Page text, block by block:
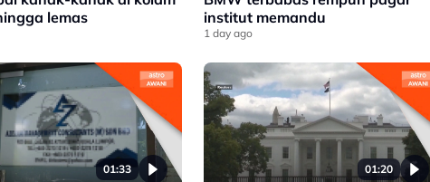
lemas
institut memandu
1 day ago
01:33 01:20